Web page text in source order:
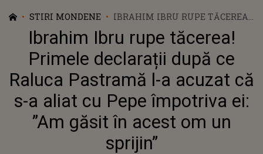
STIRI MONDENE
IBRAHIM IBRU RUPE TĂCEREA!
PRIMELE DECLARAȚII DUPĂ CE
RALUCA PASTRAMĂ L-A
ACUZAT CĂ S-A ALIAT CU PEPE
ÎMPOTRIVA EI: ”AM GĂSIT ÎN
ACEST OM UN SPRIJIN”
Ibrahim Ibru rupe tăcerea!
Primele declarații după ce
Raluca Pastramă l-a acuzat că
s-a aliat cu Pepe împotriva ei:
”Am găsit în acest om un
sprijin”